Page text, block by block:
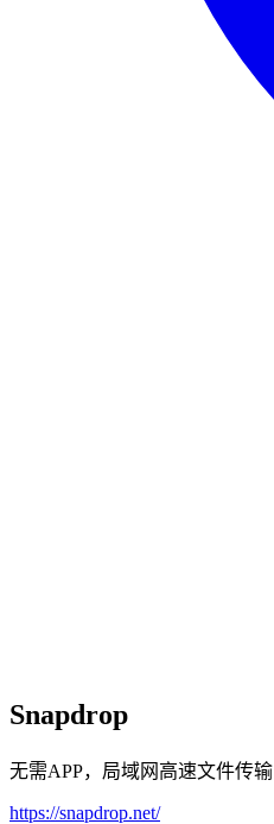
Snapdrop
无需APP，局域网高速文件传输
https://snapdrop.net/